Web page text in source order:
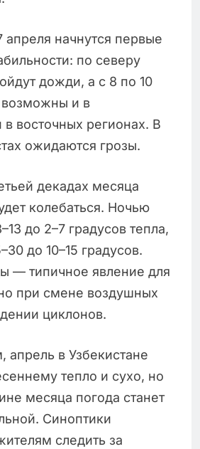
начнутся первые
по северу
дожди, а с 8 по 10
возможны и в
в восточных регионах. В
ожидаются грозы.
декадах месяца
колебаться. Ночью
до 2–7 градусов тепла,
до 10–15 градусов.
— типичное явление для
при смене воздушных
циклонов.
апрель в Узбекистане
тепло и сухо, но
месяца погода станет
Синоптики
следить за